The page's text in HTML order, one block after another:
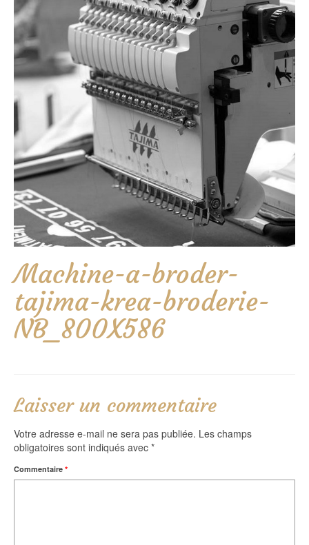
Machine-a-broder-
tajima-krea-broderie-
NB_800X586
Laisser un commentaire
Votre adresse e-mail ne sera pas publiée. Les champs
obligatoires sont indiqués avec *
Commentaire *